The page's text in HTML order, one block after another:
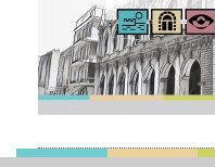
2012
2011
2010
2006